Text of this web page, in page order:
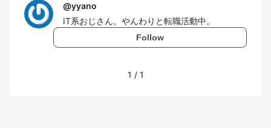
@yyano
IT系おじさん。やんわりと転職活動中。
Follow
1 / 1